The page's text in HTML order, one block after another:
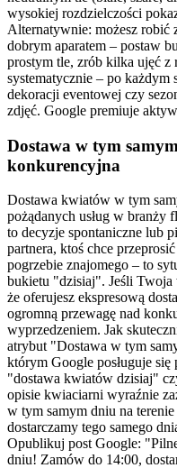
wysokiej rozdzielczości
Alternatywnie: możesz robić
dobrym aparatem – postaw
prostym tle, zrób kilka ujęć
systematycznie – po
dekoracji eventowej czy
zdjęć. Google premiuje
Dostawa w tym
konkurencyjna
Dostawa kwiatów w tym
pożądanych usług w
to decyzje spontaniczne lub
partnera, ktoś chce
pogrzebie znajomego – to
bukietu "dzisiaj". Jeśli
że oferujesz ekspresową
ogromną przewagę nad
wyprzedzeniem. Jak
atrybut "Dostawa w tym
którym Google posługuje
"dostawa kwiatów dzisiaj"
opisie kwiaciarni wyraźnie
w tym samym dniu na
dostarczamy tego samego
Opublikuj post Google:
dniu! Zamów do 14:00,